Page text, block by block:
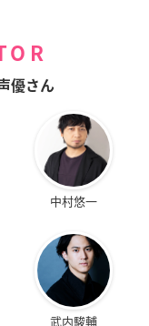
優さん
中村悠一
武内駿輔